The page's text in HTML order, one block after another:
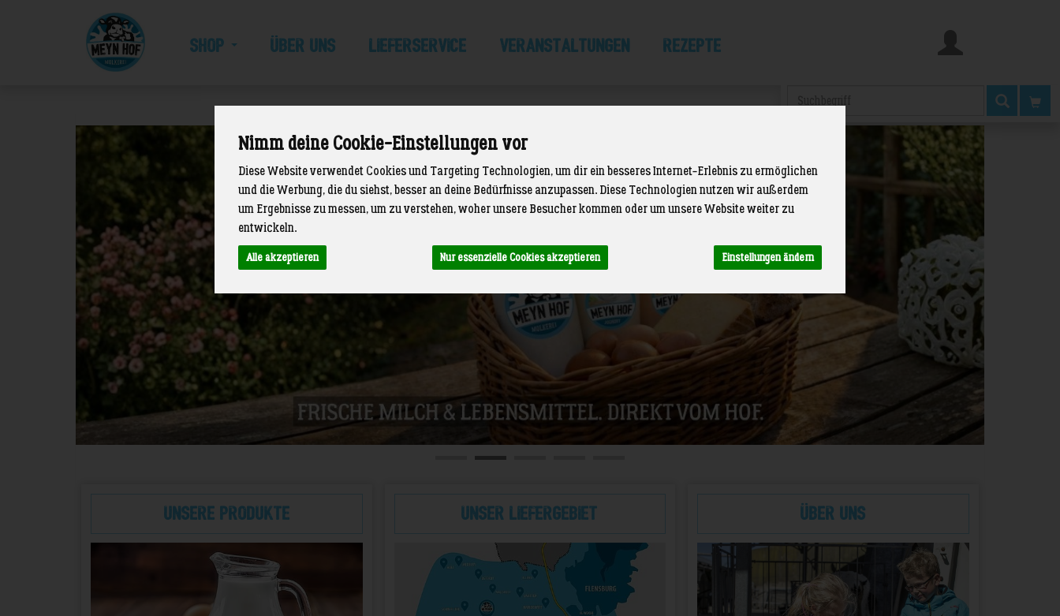
Nimm deine Cookie-Einstellungen vor
Diese Website verwendet Cookies und Targeting Technologien, um dir ein besseres Internet-Erlebnis zu ermöglichen
und die Werbung, die du siehst, besser an deine Bedürfnisse anzupassen. Diese Technologien nutzen wir außerdem
um Ergebnisse zu messen, um zu verstehen, woher unsere Besucher kommen oder um unsere Website weiter zu
entwickeln.
Alle akzeptieren Nur essenzielle Cookies akzeptieren Einstellungen ändern
Meyn
Hof
SHOP ÜBER UNS LIEFERSERVICE Veranstaltungen Rezepte
Unsere Produkte Unser Liefergebiet Über uns